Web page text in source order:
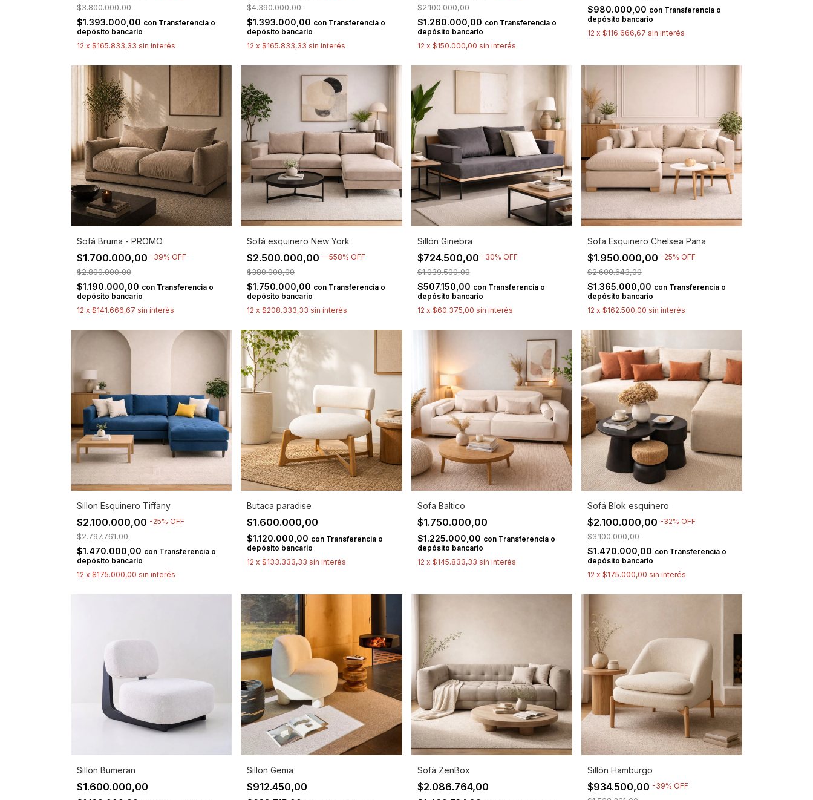
$3.800.000,00
$1.393.000,00 con Transferencia o
depósito bancario
12 x $165.833,33 sin interés
$4.390.000,00
$1.393.000,00 con Transferencia o
depósito bancario
12 x$165.833,33 sin interés
$2.100.000,00
$1.260.000,00 con Transferencia o
depósito bancario
12 x $150.000,00 sin interés
$980.000,00 con Transferencia o
depósito bancario
12 x $116.666,67 sin interés
Sofá Bruma - PROMO
$1.700.000,00 -39% OFF
$2.800.000,00
$1.190.000,00 con Transferencia o
depósito bancario
12 x $141.666,67 sin interés
Sofá esquinero New York
$2.500.000,00 --558% OFF
$380.000,00
$1.750.000,00 con Transferencia o
depósito bancario
12 x$208.333,33 sin interés
Sillón Ginebra
$724.500,00 -30% OFF
$1.039.500,00
$507.150,00 con Transferencia o
depósito bancario
12 x $60.375,00 sin interés
Sofa Esquinero Chelsea Pana
$1.950.000,00 -25% OFF
$2.600.643,00
$1.365.000,00 con Transferencia o
depósito bancario
12 x $162.500,00 sin interés
Sillon Esquinero Tiffany
$2.100.000,00 -25% OFF
$2.797.761,00
$1.470.000,00 con Transferencia o
depósito bancario
12 x $175.000,00 sin interés
Butaca paradise
$1.600.000,00
$1.120.000,00 con Transferencia o
depósito bancario
12 x$133.333,33 sin interés
Sofa Baltico
$1.750.000,00
$1.225.000,00 con Transferencia o
depósito bancario
12 x $145.833,33 sin interés
Sofá Blok esquinero
$2.100.000,00 -32% OFF
$3.100.000,00
$1.470.000,00 con Transferencia o
depósito bancario
12 x $175.000,00 sin interés
Sillon Bumeran
$1.600.000,00
Sillon Gema
$912.450,00
Sofá ZenBox
$2.086.764,00
Sillón Hamburgo
$934.500,00 -39% OFF